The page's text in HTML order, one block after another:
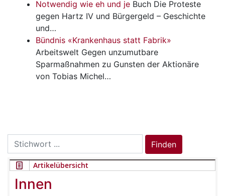
Notwendig wie eh und je Buch Die Proteste
gegen Hartz IV und Bürgergeld – Geschichte
und…
Bündnis «Krankenhaus statt Fabrik»
Arbeitswelt Gegen unzumutbare
Sparmaßnahmen zu Gunsten der Aktionäre
von Tobias Michel…
Search
for:
Finden
Artikelübersicht
Innen